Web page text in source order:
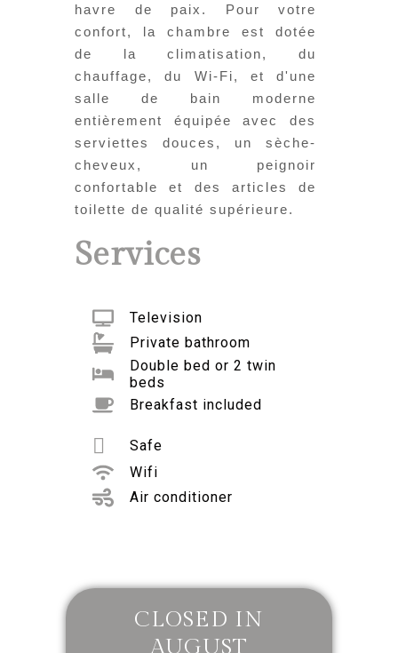
havre de paix. Pour votre
confort, la chambre est dotée
de la climatisation, du
chauffage, du Wi-Fi, et d'une
salle de bain moderne
entièrement équipée avec des
serviettes douces, un sèche-
cheveux, un peignoir
confortable et des articles de
toilette de qualité supérieure.
Services
Television
Private bathroom
Double bed or 2 twin
beds
Breakfast included
Safe
Wifi
Air conditioner
CLOSED IN
AUGUST